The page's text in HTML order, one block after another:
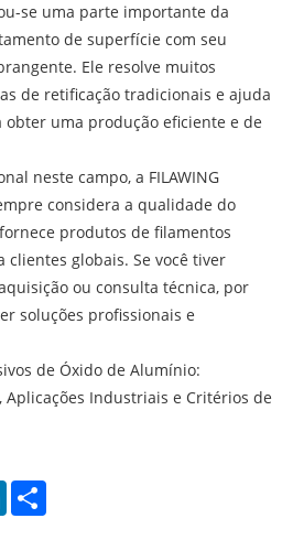
se uma parte importante da
de superfície com seu
Ele resolve muitos
de retificação tradicionais e ajuda
obter uma produção eficiente e de
neste campo, a FILAWING
considera a qualidade do
produtos de filamentos
globais. Se você tiver
ou consulta técnica, por
soluções profissionais e
de Óxido de Alumínio:
Industriais e Critérios de
LinkedIn